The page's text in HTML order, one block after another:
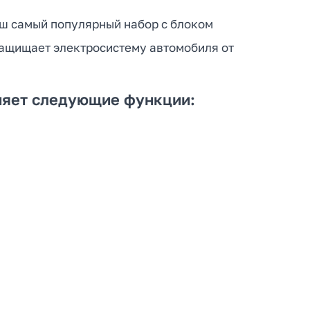
самый популярный набор с блоком
электросистему автомобиля от
следующие функции: